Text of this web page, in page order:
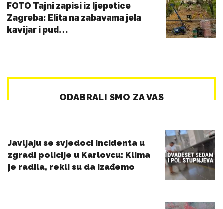
FOTO Tajni zapisi iz ljepotice
Zagreba: Elita na zabavama jela
kavijar i pud…